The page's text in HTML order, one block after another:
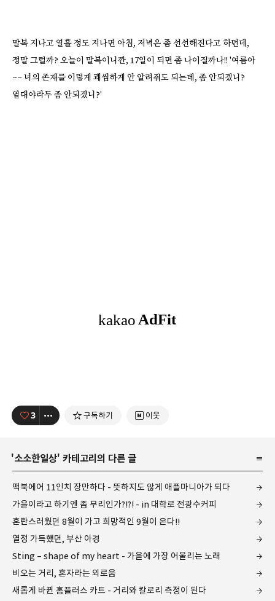
말복 지나고 열흘 정도 지나면 아침, 저녁은 좀 선선해진다고 하던데,
정말 그럴까? 오늘이 말복이니깐, 17일이 되면 좀 나이질까나!! '여름아
~~ 너의 존재를 이렇게 괘씸하게 안 알려줘도 되는데, 좀 안되겠니?
열대야라두 좀 안되겠니?'
3 구독하기 이웃
'소소한일상' 카테고리의 다른 글
맥북에어 11인치 장만하다 - 뜻하지도 않게 애플마니아가 되다
가을이라고 하기엔 좀 무리인가?!?! - in 대학로 전광수커피
혼란스러웠던 8월이 가고 희망적인 9월이 온다!!
열정 가득했던, 부산 아경
Sting – shape of my heart - 가을에 가장 어울리는 노래
비오는 거리, 혼자라는 외로움
새롭게 바뀐 홈플러스 카트 - 거리와 칼로리 측정이 된다